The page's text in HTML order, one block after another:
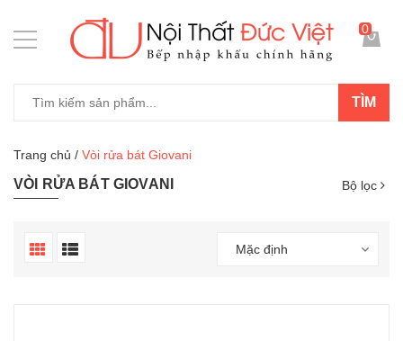
TÌM
0
Trang chủ / Vòi rửa bát Giovani
VÒI RỬA BÁT GIOVANI Bộ lọc
Mặc định